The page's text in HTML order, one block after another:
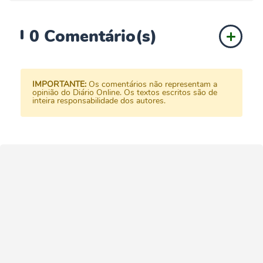
0 Comentário(s)
IMPORTANTE: Os comentários não representam a
opinião do Diário Online. Os textos escritos são de
inteira responsabilidade dos autores.